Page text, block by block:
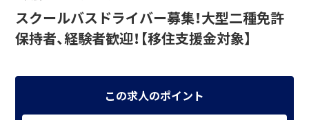
スクールバスドライバー募集！大型二種免許
保持者、経験者歓迎！【移住支援金対象】
この求人のポイント